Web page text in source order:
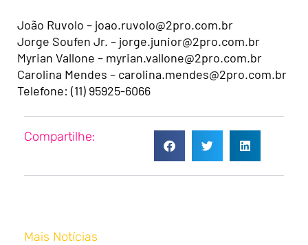
João Ruvolo – joao.ruvolo@2pro.com.br
Jorge Soufen Jr. – jorge.junior@2pro.com.br
Myrian Vallone – myrian.vallone@2pro.com.br
Carolina Mendes – carolina.mendes@2pro.com.br
Telefone: (11) 95925-6066
Compartilhe:
Mais Notícias